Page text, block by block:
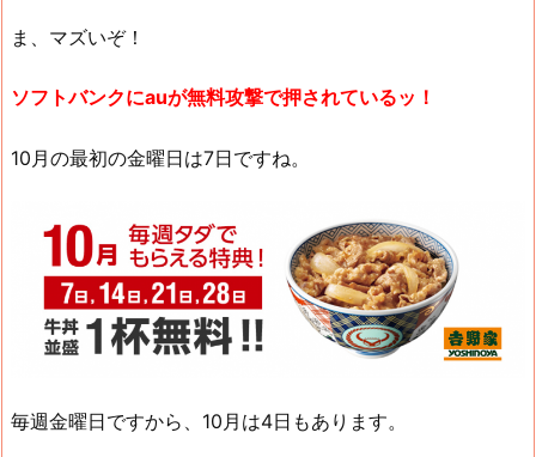
ま、マズいぞ！
ソフトバンクにauが無料攻撃で押されているッ！
10月の最初の金曜日は7日ですね。
毎週金曜日ですから、10月は4日もあります。